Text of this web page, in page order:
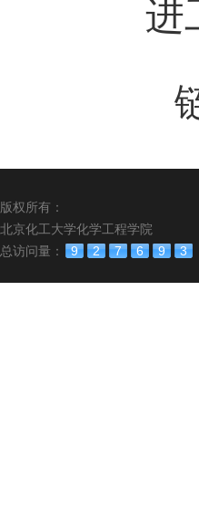
进
版权所有：
北京化工大学化学工程学院
总访问量：
9 2 7 6 9 3